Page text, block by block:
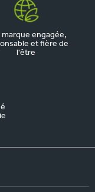
marque engagée,
et fière de
l'être